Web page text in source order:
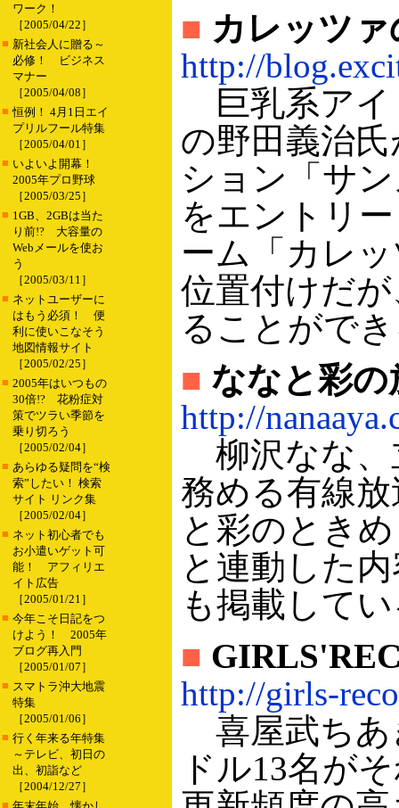
ワーク！
［2005/04/22］
■ 新社会人に贈る～
必修！ ビジネス
マナー
［2005/04/08］
■ 恒例！ 4月1日エイ
プリルフール特集
［2005/04/01］
■ いよいよ開幕！
2005年プロ野球
［2005/03/25］
■ 1GB、2GBは当た
り前!? 大容量の
Webメールを使お
う
［2005/03/11］
■ ネットユーザーに
はもう必須！ 便
利に使いこなそう
地図情報サイト
［2005/02/25］
■ 2005年はいつもの
30倍!? 花粉症対
策でツラい季節を
乗り切ろう
［2005/02/04］
■ あらゆる疑問を“検
索”したい！ 検索
サイト リンク集
［2005/02/04］
■ ネット初心者でも
お小遣いゲット可
能！ アフィリエ
イト広告
［2005/01/21］
■ 今年こそ日記をつ
けよう！ 2005年
ブログ再入門
［2005/01/07］
■ スマトラ沖大地震
特集
［2005/01/06］
■ 行く年来る年特集
～テレビ、初日の
出、初詣など
［2004/12/27］
■
■ カレッツ
http://
巨乳系アイ
の野田義治
ション「サ
をエントリ
ーム「カレ
位置付けだ
ることがで
■ ななと彩
http://
柳沢なな、
務める有線
と彩のとき
と連動した
も掲載して
■
http://girls-
喜屋武ちあ
ドル13名が